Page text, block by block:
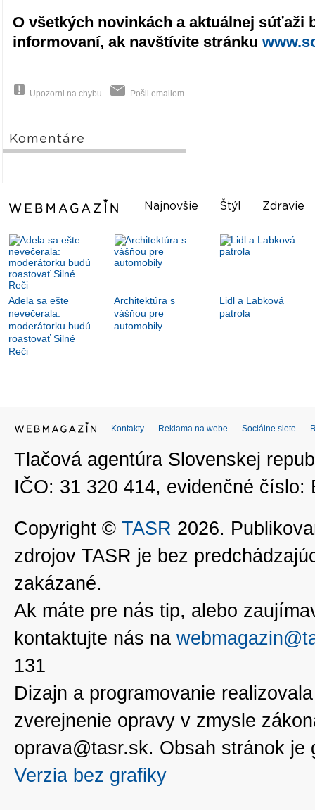
O všetkých novinkách a aktuálnej súťaži
informovaní, ak navštívite stránku
Upozorni na chybu Pošli emailom
Komentáre
Najnovšie Štýl Zdravie
Adela sa ešte
nevečerala:
moderátorku budú
roastovať Silné
Reči
Architektúra s
vášňou pre
automobily
Lidl a Labková
patrola
Kontakty Reklama na webe Sociálne siete
Tlačová agentúra Slovenskej
IČO: 31 320 414, evidenčné číslo:
Copyright © TASR 2026.
zdrojov TASR je bez
zakázané.
Ak máte pre nás tip, alebo
kontaktujte nás na
131
Dizajn a programovanie
zverejnenie opravy v zmysle
oprava@tasr.sk. Obsah stránok
Verzia bez grafiky